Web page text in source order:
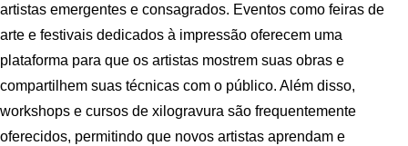
artistas emergentes e consagrados. Eventos como feiras de
arte e festivais dedicados à impressão oferecem uma
plataforma para que os artistas mostrem suas obras e
compartilhem suas técnicas com o público. Além disso,
workshops e cursos de xilogravura são frequentemente
oferecidos, permitindo que novos artistas aprendam e